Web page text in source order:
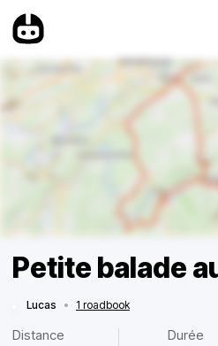
Petite balade
Lucas • 1 roadbook
Distance Durée